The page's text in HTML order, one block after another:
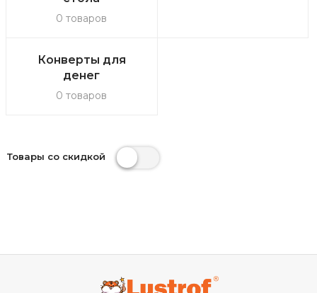
0 товаров
Конверты для
денег
0 товаров
Товары со скидкой